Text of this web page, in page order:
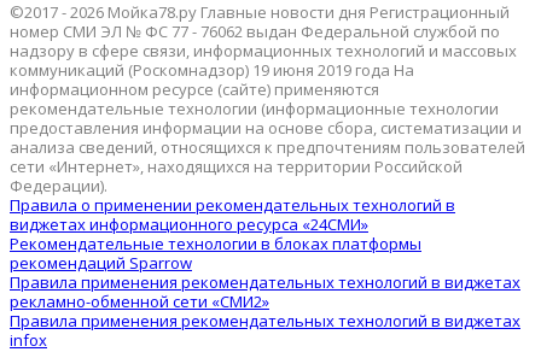
©2017 - 2026 Мойка78.ру Главные новости дня Регистрационный
номер СМИ ЭЛ № ФС 77 - 76062 выдан Федеральной службой по
надзору в сфере связи, информационных технологий и массовых
коммуникаций (Роскомнадзор) 19 июня 2019 года На
информационном ресурсе (сайте) применяются
рекомендательные технологии (информационные технологии
предоставления информации на основе сбора, систематизации и
анализа сведений, относящихся к предпочтениям пользователей
сети «Интернет», находящихся на территории Российской
Федерации).
Правила о применении рекомендательных технологий в
виджетах информационного ресурса «24СМИ»
Рекомендательные технологии в блоках платформы
рекомендаций Sparrow
Правила применения рекомендательных технологий в виджетах
рекламно-обменной сети «СМИ2»
Правила применения рекомендательных технологий в виджетах
infox